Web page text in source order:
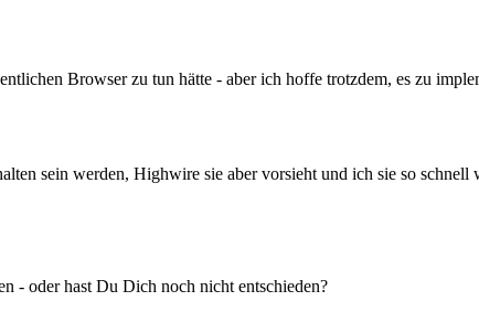
Browser zu tun hätte - aber ich hoffe trotzdem, es zu
sein werden, Highwire sie aber vorsieht und ich sie so
- oder hast Du Dich noch nicht entschieden?